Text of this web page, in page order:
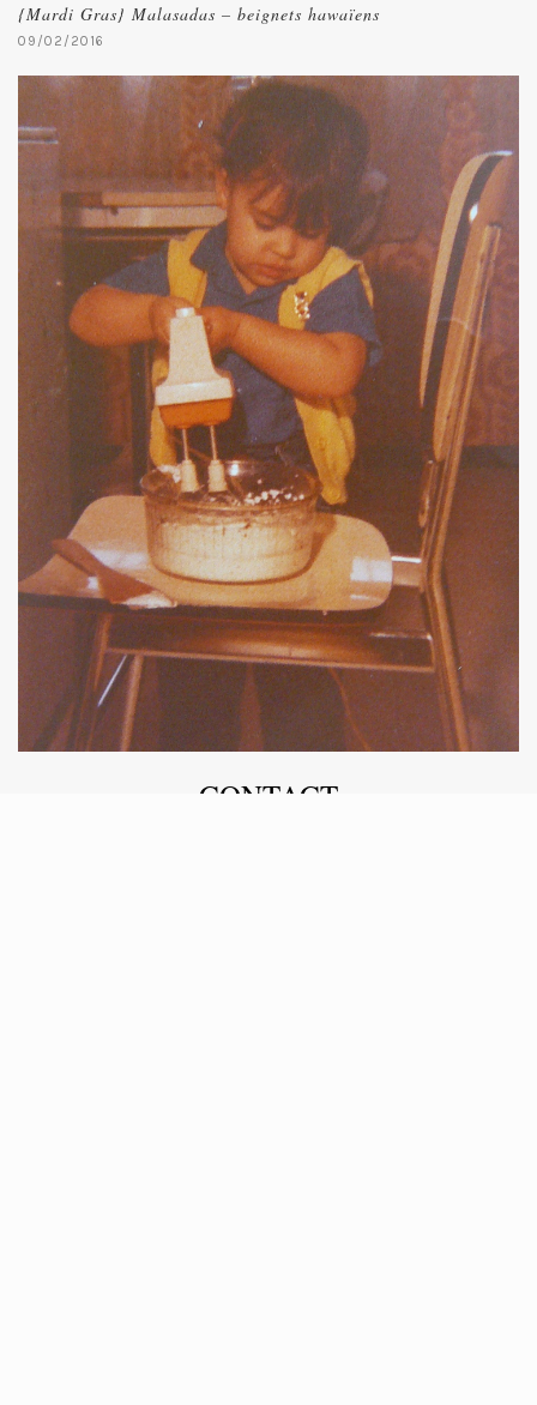
{Mardi Gras} Malasadas – beignets hawaïens
09/02/2016
CONTACT